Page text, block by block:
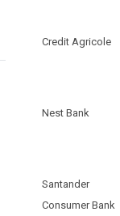
Credit Agricole
Nest Bank
Santander
Consumer Bank